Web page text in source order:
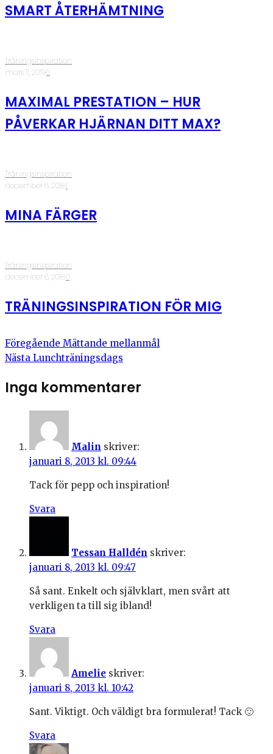
SMART ÅTERHÄMTNING
Träningsinspiration
·mars 11, 2019·0
MAXIMAL PRESTATION – HUR
PÅVERKAR HJÄRNAN DITT MAX?
Träningsinspiration
·december 6, 2018·1
MINA FÄRGER
Träningsinspiration
·december 6, 2018·0
TRÄNINGSINSPIRATION FÖR MIG
Föregående Mättande mellanmål
Nästa Lunchträningsdags
Inga kommentarer
Malin skriver:
januari 8, 2013 kl. 09:44
Tack för pepp och inspiration!
Svara
Tessan Halldén skriver:
januari 8, 2013 kl. 09:47
Så sant. Enkelt och självklart, men svårt att
verkligen ta till sig ibland!
Svara
Amelie skriver:
januari 8, 2013 kl. 10:42
Sant. Viktigt. Och väldigt bra formulerat! Tack 🙂
Svara